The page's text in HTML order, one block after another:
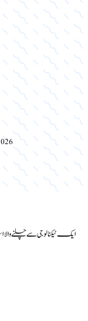
ایک ٹیکنالوجی سے چلنے